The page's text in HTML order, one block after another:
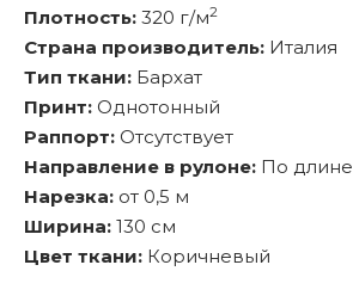
Плотность: 320 г/м2
Страна производитель: Италия
Тип ткани: Бархат
Принт: Однотонный
Раппорт: Отсутствует
Направление в рулоне: По длине
Нарезка: от 0,5 м
Ширина: 130 см
Цвет ткани: Коричневый